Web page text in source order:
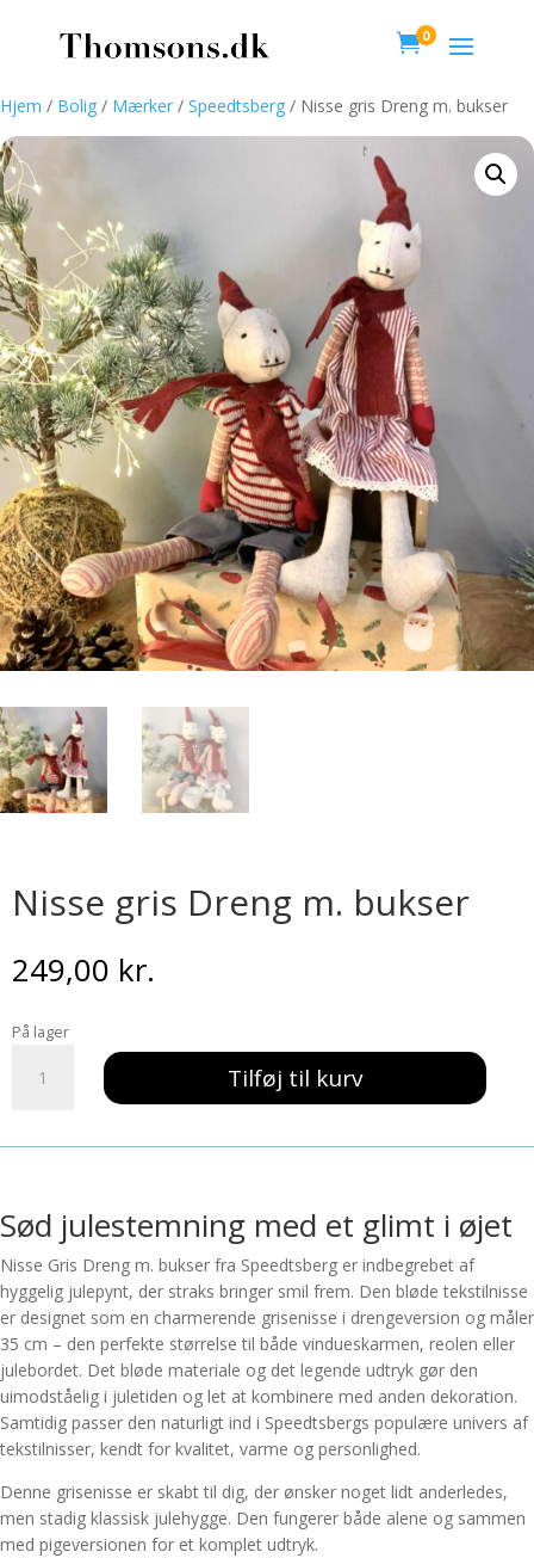
0
Hjem / Bolig / Mærker / Speedtsberg / Nisse gris Dreng m. bukser
Nisse gris Dreng m. bukser
249,00 kr.
På lager
Tilføj til kurv
Sød julestemning med et glimt i øjet
Nisse Gris Dreng m. bukser fra Speedtsberg er indbegrebet af
hyggelig julepynt, der straks bringer smil frem. Den bløde tekstilnisse
er designet som en charmerende grisenisse i drengeversion og måler
35 cm – den perfekte størrelse til både vindueskarmen, reolen eller
julebordet. Det bløde materiale og det legende udtryk gør den
uimodståelig i juletiden og let at kombinere med anden dekoration.
Samtidig passer den naturligt ind i Speedtsbergs populære univers af
tekstilnisser, kendt for kvalitet, varme og personlighed.
Denne grisenisse er skabt til dig, der ønsker noget lidt anderledes,
men stadig klassisk julehygge. Den fungerer både alene og sammen
med pigeversionen for et komplet udtryk.